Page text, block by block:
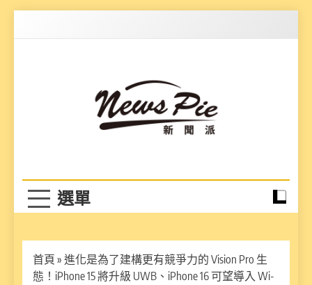
首頁 » 進化是為了建構更有競爭力的 Vision Pro 生
態！iPhone 15 將升級 UWB、iPhone 16 可望導入 Wi-